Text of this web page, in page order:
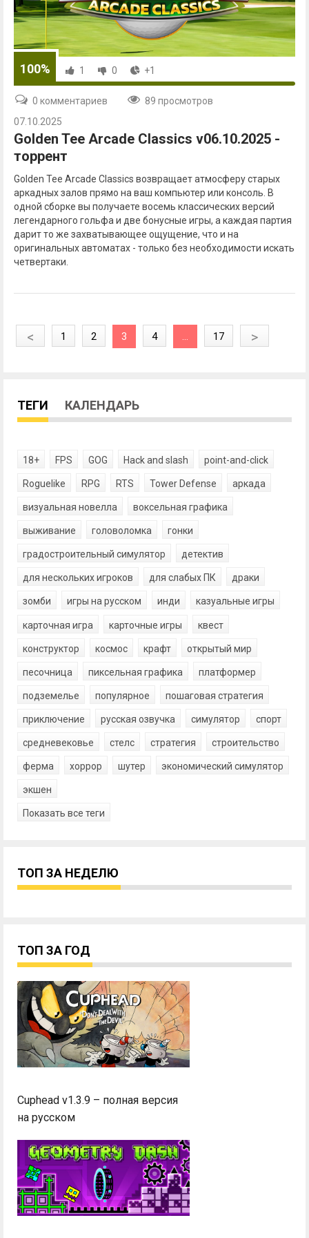
100% 1 0 +1
0 комментариев
89 просмотров
07.10.2025
Golden Tee Arcade Classics v06.10.2025 -
торрент
Golden Tee Arcade Classics возвращает атмосферу старых
аркадных залов прямо на ваш компьютер или консоль. В
одной сборке вы получаете восемь классических версий
легендарного гольфа и две бонусные игры, а каждая партия
дарит то же захватывающее ощущение, что и на
оригинальных автоматах - только без необходимости искать
четвертаки.
< 1 2 3 4 ... 17 >
ТЕГИ КАЛЕНДАРЬ
18+ FPS GOG Hack and slash point-and-click
Roguelike RPG RTS Tower Defense аркада
визуальная новелла воксельная графика
выживание головоломка гонки
градостроительный симулятор детектив
для нескольких игроков для слабых ПК драки
зомби игры на русском инди казуальные игры
карточная игра карточные игры квест
конструктор космос крафт открытый мир
песочница пиксельная графика платформер
подземелье популярное пошаговая стратегия
приключение русская озвучка симулятор спорт
средневековье стелс стратегия строительство
ферма хоррор шутер экономический симулятор
экшен
Показать все теги
ТОП ЗА НЕДЕЛЮ
ТОП ЗА ГОД
Cuphead v1.3.9 – полная версия
на русском